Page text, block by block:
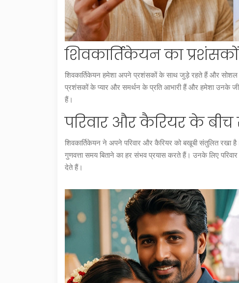
शिवकार्तिकेयन का प्रशंसकों
शिवकार्तिकेयन हमेशा अपने प्रशंसकों के साथ जुड़े रहते हैं और
प्रशंसकों के प्यार और समर्थन के प्रति आभारी हैं और हमेशा उनके
हैं।
परिवार और कैरियर के
शिवकार्तिकेयन ने अपने परिवार और कैरियर को बखूबी संतुलित
गुणवत्ता समय बिताने का हर संभव प्रयास करते हैं। उनके लिए
देते हैं।